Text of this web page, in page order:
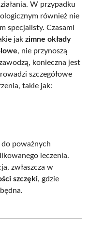
W przypadku
również nie
specjalisty. Czasami
jak zimne okłady
, nie przynoszą
konieczna jest
szczegółowe
takie jak:
poważnych
leczenia.
zwłaszcza w
szczęki, gdzie